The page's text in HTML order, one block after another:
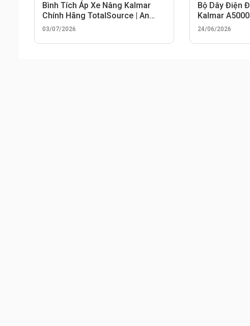
Bình Tích Áp Xe Nâng Kalmar
Chính Hãng TotalSource | An
Phát
03/07/2026
Bộ Dây Điện
Kalmar
24/06/2026